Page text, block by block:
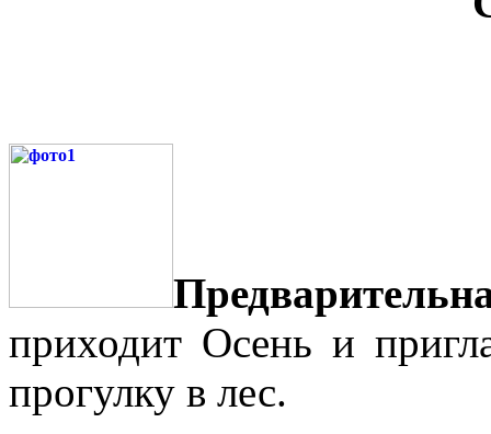
приходит Осень и
прогулку в лес.